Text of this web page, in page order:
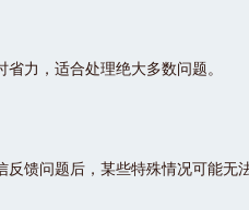
，适合处理绝大多数问题。
问题后，某些特殊情况可能无法